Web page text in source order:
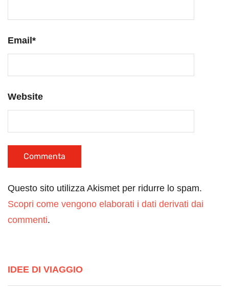
Email *
Website
Questo sito utilizza Akismet per ridurre lo spam.
Scopri come vengono elaborati i dati derivati dai
commenti.
IDEE DI VIAGGIO